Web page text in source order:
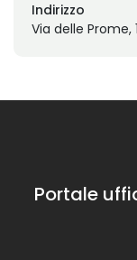
Indirizzo
Via delle Prome,
Portale